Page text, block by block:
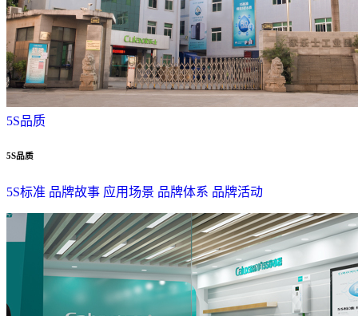
5S品质
5S品质
5S标准 品牌故事 应用场景 品牌体系 品牌活动